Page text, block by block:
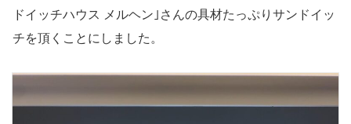
ドイッチハウス メルヘン｣さんの具材たっぷりサンドイッ
チを頂くことにしました。